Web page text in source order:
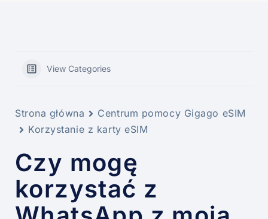
View Categories
Strona główna
Centrum pomocy Gigago eSIM
Korzystanie z karty eSIM
Czy mogę
korzystać z